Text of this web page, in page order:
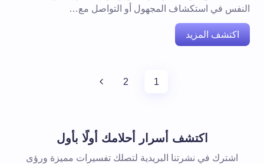
النفس في استكشاف المجهول أو التواصل مع…
اكتشف المزيد
1
2
اكتشف أسرار أحلامك أولًا بأول
اشترك في نشرتنا البريدية لتصلك تفسيرات مميزة ورؤى